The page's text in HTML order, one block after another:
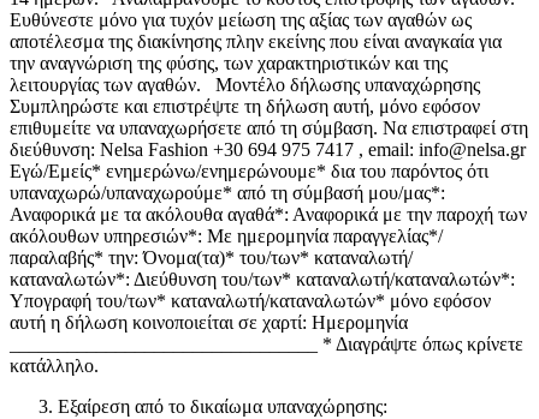
Ευθύνεστε μόνο για τυχόν μείωση της αξίας των αγαθών ως
αποτέλεσμα της διακίνησης πλην εκείνης που είναι αναγκαία για
την αναγνώριση της φύσης, των χαρακτηριστικών και της
λειτουργίας των αγαθών. Μοντέλο δήλωσης υπαναχώρησης
Συμπληρώστε και επιστρέψτε τη δήλωση αυτή, μόνο εφόσον
επιθυμείτε να υπαναχωρήσετε από τη σύμβαση. Να επιστραφεί στη
διεύθυνση: Nelsa Fashion +30 694 975 7417 , email: info@nelsa.gr
Εγώ/Εμείς* ενημερώνω/ενημερώνουμε* δια του παρόντος ότι
υπαναχωρώ/υπαναχωρούμε* από τη σύμβασή μου/μας*:
Αναφορικά με τα ακόλουθα αγαθά*: Αναφορικά με την παροχή των
ακόλουθων υπηρεσιών*: Με ημερομηνία παραγγελίας*/
παραλαβής* την: Όνομα(τα)* του/των* καταναλωτή/
καταναλωτών*: Διεύθυνση του/των* καταναλωτή/καταναλωτών*:
Υπογραφή του/των* καταναλωτή/καταναλωτών* μόνο εφόσον
αυτή η δήλωση κοινοποιείται σε χαρτί: Ημερομηνία
________________________________ * Διαγράψτε όπως κρίνετε
κατάλληλο.
Εξαίρεση από το δικαίωμα υπαναχώρησης: